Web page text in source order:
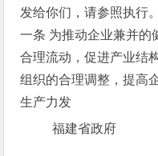
发给你们，请参照执行
一条 为推动企业兼并的
合理流动，促进产业结
组织的合理调整，提高
生产力发
福建省政府